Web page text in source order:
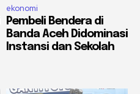
ekonomi
Pembeli Bendera di
Banda Aceh Didominasi
Instansi dan Sekolah